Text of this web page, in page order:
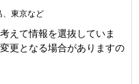
、東京など
えて情報を選抜していま
更となる場合がありますの